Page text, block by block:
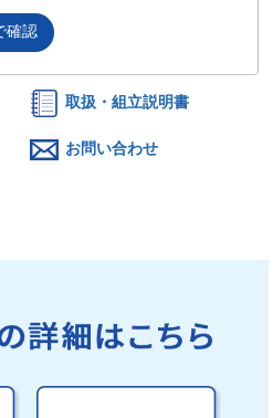
確認
取扱・組立説明書
お問い合わせ